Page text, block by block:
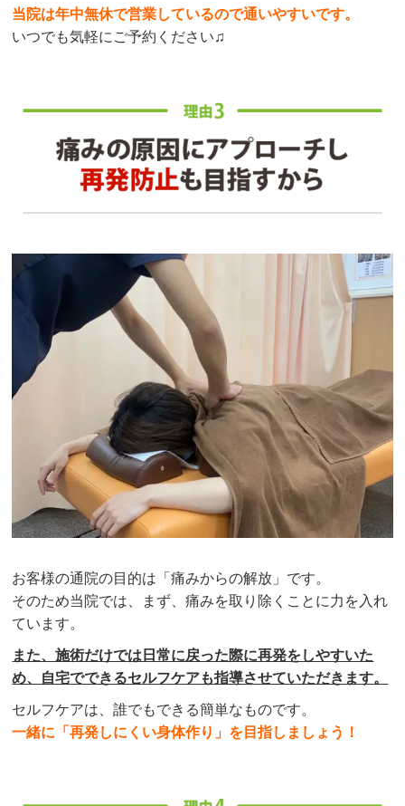
当院は年中無休で営業しているので通いやすいです。
いつでも気軽にご予約ください♫
お客様の通院の目的は「痛みからの解放」です。
そのため当院では、まず、痛みを取り除くことに力を入れ
ています。
また、施術だけでは日常に戻った際に再発をしやすいた
め、自宅でできるセルフケアも指導させていただきます。
セルフケアは、誰でもできる簡単なものです。
一緒に「再発しにくい身体作り」を目指しましょう！